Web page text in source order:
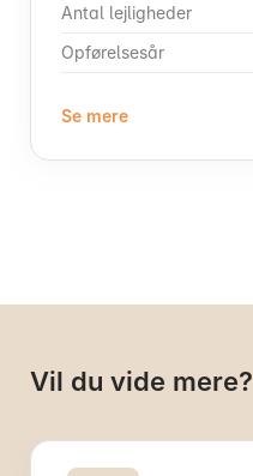
Antal lejligheder
Opførelsesår
Se mere
Vil du vide mere?